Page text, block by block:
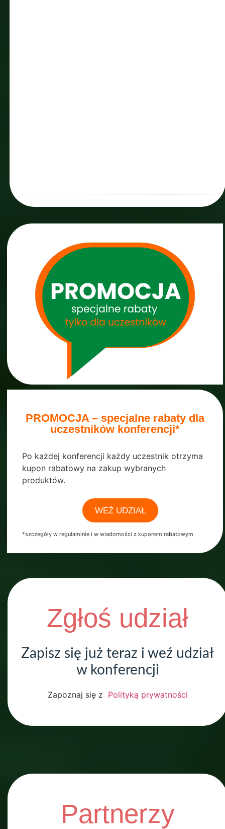
PROMOCJA – specjalne rabaty dla
uczestników konferencji*
Po każdej konferencji każdy uczestnik otrzyma
kupon rabatowy na zakup wybranych
produktów.
WEŹ UDZIAŁ
*szczegóły w regulaminie i w wiadomości z kuponem rabatowym
Zgłoś udział
Zapisz się już teraz i weź udział
w konferencji
Zapoznaj się z Polityką prywatności
Partnerzy